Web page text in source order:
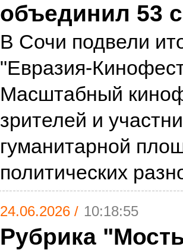
объединил 53
В Сочи подвели
"Евразия-
Масштабный
зрителей и
гуманитарной
политических
24.06.2026 / 10:18:55
Рубрика